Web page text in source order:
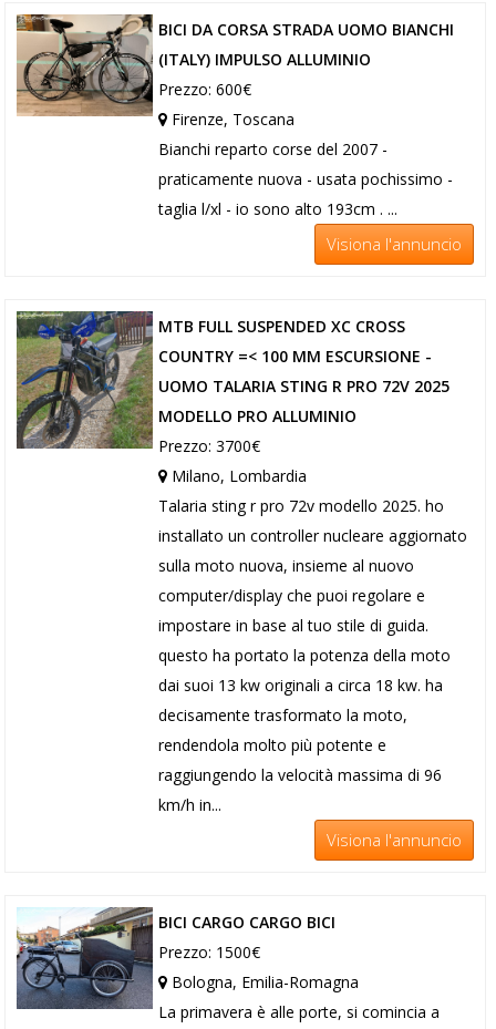
BICI DA CORSA STRADA UOMO BIANCHI
(ITALY) IMPULSO ALLUMINIO
Prezzo: 600€
Firenze, Toscana
Bianchi reparto corse del 2007 -
praticamente nuova - usata pochissimo -
taglia l/xl - io sono alto 193cm . ...
Visiona l'annuncio
MTB FULL SUSPENDED XC CROSS
COUNTRY =< 100 MM ESCURSIONE -
UOMO TALARIA STING R PRO 72V 2025
MODELLO PRO ALLUMINIO
Prezzo: 3700€
Milano, Lombardia
Talaria sting r pro 72v modello 2025. ho
installato un controller nucleare aggiornato
sulla moto nuova, insieme al nuovo
computer/display che puoi regolare e
impostare in base al tuo stile di guida.
questo ha portato la potenza della moto
dai suoi 13 kw originali a circa 18 kw. ha
decisamente trasformato la moto,
rendendola molto più potente e
raggiungendo la velocità massima di 96
km/h in...
Visiona l'annuncio
BICI CARGO CARGO BICI
Prezzo: 1500€
Bologna, Emilia-Romagna
La primavera è alle porte, si comincia a